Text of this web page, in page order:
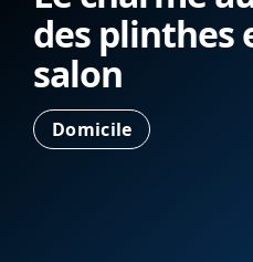
des plinthes
salon
Domicile